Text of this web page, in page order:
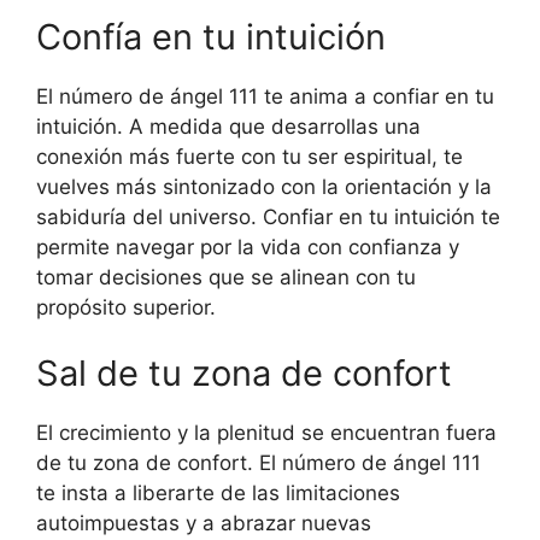
Confía en tu intuición
El número de ángel 111 te anima a confiar en tu
intuición. A medida que desarrollas una
conexión más fuerte con tu ser espiritual, te
vuelves más sintonizado con la orientación y la
sabiduría del universo. Confiar en tu intuición te
permite navegar por la vida con confianza y
tomar decisiones que se alinean con tu
propósito superior.
Sal de tu zona de confort
El crecimiento y la plenitud se encuentran fuera
de tu zona de confort. El número de ángel 111
te insta a liberarte de las limitaciones
autoimpuestas y a abrazar nuevas